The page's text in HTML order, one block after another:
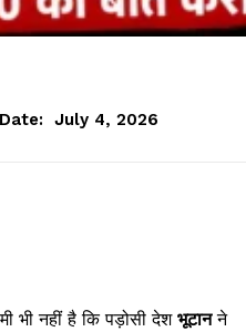
Date: July 4, 2026
भी नहीं है कि पड़ोसी देश भूटानने